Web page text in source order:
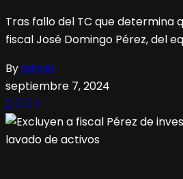
Tras fallo del TC que determina
fiscal José Domingo Pérez, del
Byadmin
septiembre 7, 2024